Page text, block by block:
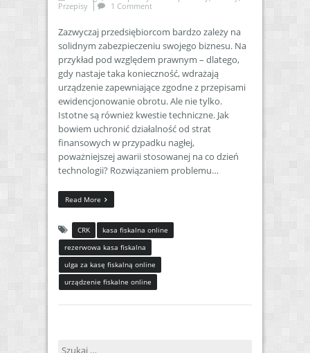
Przepisy
1 Comment
Zazwyczaj przedsiębiorcom bardzo zależy na
solidnym zabezpieczeniu swojego biznesu. Na
przykład pod względem prawnym – dlatego,
gdy nastaje taka konieczność, wdrażają
urządzenie zapewniające zgodne z przepisami
ewidencjonowanie obrotu. Ale nie tylko.
Istotne są również kwestie techniczne. Jak
bowiem uchronić działalność od strat
finansowych w przypadku nagłej,
poważniejszej awarii stosowanej na co dzień
technologii? Rozwiązaniem problemu…
Read More
CRK
kasa fiskalna online
rezerwowa kasa fiskalna
ulga za kasę fiskalną online
urządzenie fiskalne online
Szukaj: